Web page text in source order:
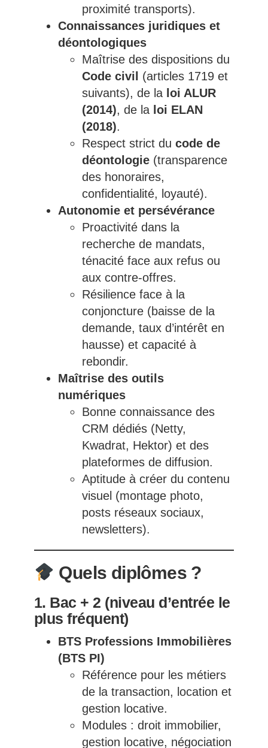
proximité transports).
Connaissances juridiques et
déontologiques
Maîtrise des dispositions du
Code civil
(articles 1719 et
suivants), de la loi ALUR
(2014), de la loi ELAN
(2018).
Respect strict du code de
déontologie(transparence
des honoraires,
confidentialité, loyauté).
Autonomie et persévérance
Proactivité dans la
recherche de mandats,
ténacité face aux refus ou
aux contre-offres.
Résilience face à la
conjoncture (baisse de la
demande, taux d’intérêt en
hausse) et capacité à
rebondir.
Maîtrise des outils
numériques
Bonne connaissance des
CRM dédiés (Netty,
Kwadrat, Hektor) et des
plateformes de diffusion.
Aptitude à créer du contenu
visuel (montage photo,
posts réseaux sociaux,
newsletters).
Quels diplômes ?
1. Bac + 2 (niveau d’entrée le
plus fréquent)
BTS Professions Immobilières
(BTS PI)
Référence pour les métiers
de la transaction, location et
gestion locative.
Modules : droit immobilier,
gestion locative, négociation